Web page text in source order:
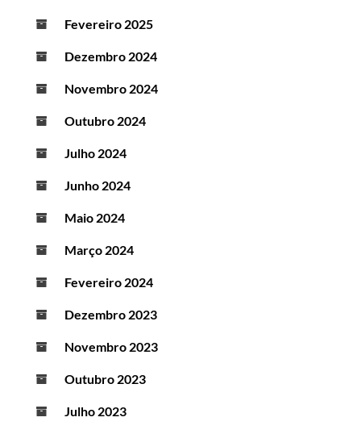
Fevereiro 2025
Dezembro 2024
Novembro 2024
Outubro 2024
Julho 2024
Junho 2024
Maio 2024
Março 2024
Fevereiro 2024
Dezembro 2023
Novembro 2023
Outubro 2023
Julho 2023